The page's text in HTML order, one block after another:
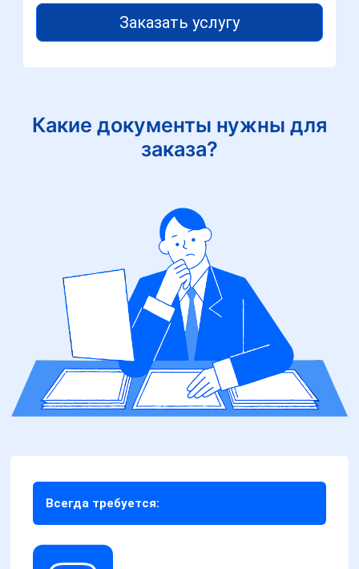
Заказать услугу
Какие документы нужны для
заказа?
Всегда требуется: